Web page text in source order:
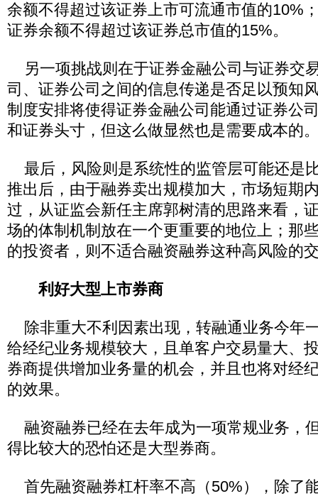
余额不得超过该证券上市可流通市值的10%
证券余额不得超过该证券总市值的15%。
另一项挑战则在于证券金融公司与证券交
司、证券公司之间的信息传递是否足以预知
制度安排将使得证券金融公司能通过证券公
和证券头寸，但这么做显然也是需要成本的
最后，风险则是系统性的监管层可能还是
推出后，由于融券卖出规模加大，市场短期
过，从证监会新任主席郭树清的思路来看，
场的体制机制放在一个更重要的地位上；那
的投资者，则不适合融资融券这种高风险的
利好大型上市券商
除非重大不利因素出现，转融通业务今年
给经纪业务规模较大，且单客户交易量大、
券商提供增加业务量的机会，并且也将对经
的效果。
融资融券已经在去年成为一项常规业务，
得比较大的恐怕还是大型券商。
首先融资融券杠杆率不高（50%），除了